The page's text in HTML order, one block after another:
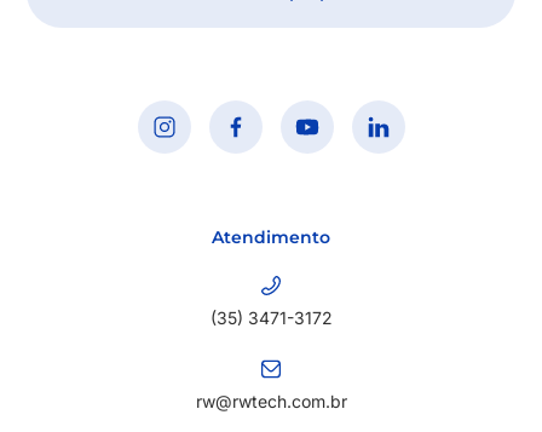
Atendimento
(35) 3471-3172
rw@rwtech.com.br